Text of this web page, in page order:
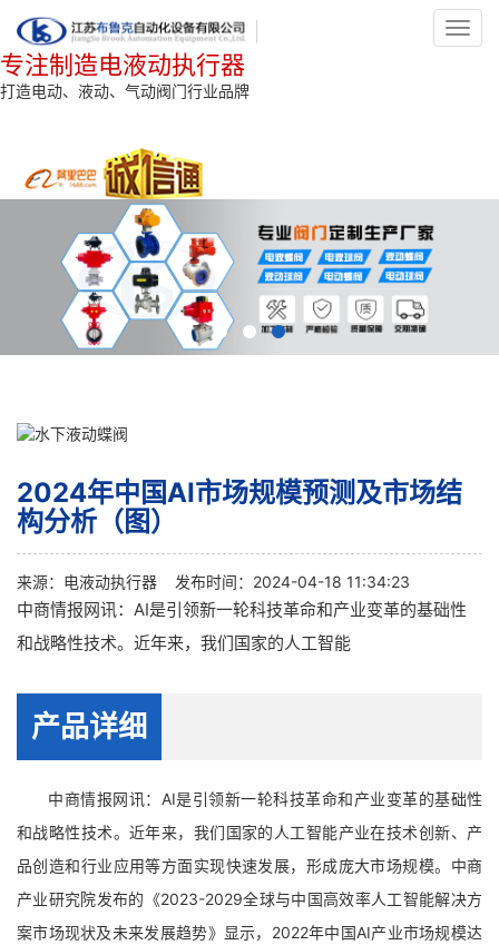
专注制造电液动执行器
打造电动、液动、气动阀门行业品牌
2024年中国AI市场规模预测及市场结
构分析（图）
来源： 电液动执行器 发布时间：2024-04-18 11:34:23
中商情报网讯：AI是引领新一轮科技革命和产业变革的基础性
和战略性技术。近年来，我们国家的人工智能
产品详细
中商情报网讯：AI是引领新一轮科技革命和产业变革的基础性
和战略性技术。近年来，我们国家的人工智能产业在技术创新、产
品创造和行业应用等方面实现快速发展，形成庞大市场规模。中商
产业研究院发布的《2023-2029全球与中国高效率人工智能解决方
案市场现状及未来发展趋势》显示，2022年中国AI产业市场规模达